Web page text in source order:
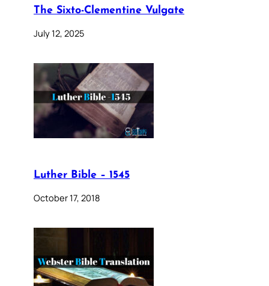
The Sixto-Clementine Vulgate
July 12, 2025
Luther Bible – 1545
October 17, 2018